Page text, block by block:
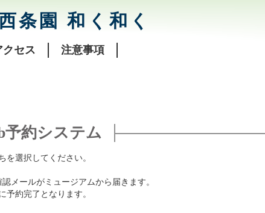
条園 和く和く
クセス 注意事項
予約システム
を選択してください。
メールがミュージアムから届きます。
予約完了となります。